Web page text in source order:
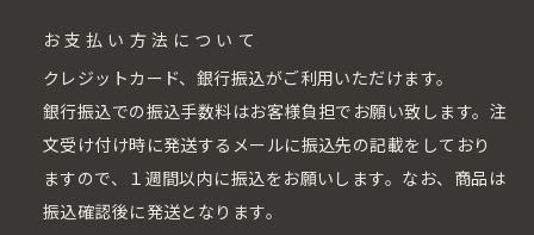
お支払い方法について
クレジットカード、銀行振込がご利用いただけます。
銀行振込での振込手数料はお客様負担でお願い致します。注
文受け付け時に発送するメールに振込先の記載をしており
ますので、１週間以内に振込をお願いします。なお、商品は
振込確認後に発送となります。